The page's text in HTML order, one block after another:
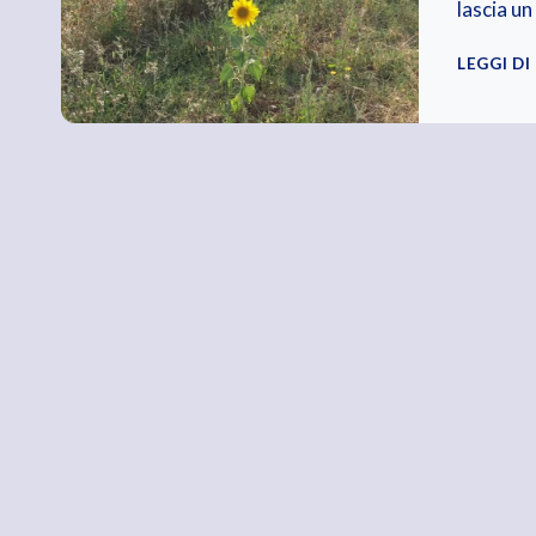
lascia
LEGGI DI